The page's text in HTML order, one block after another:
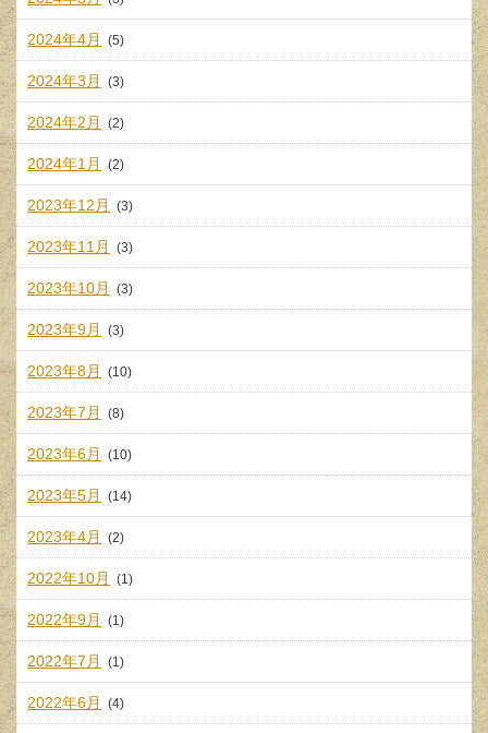
2024年4月 (5)
2024年3月 (3)
2024年2月 (2)
2024年1月 (2)
2023年12月 (3)
2023年11月 (3)
2023年10月 (3)
2023年9月 (3)
2023年8月 (10)
2023年7月 (8)
2023年6月 (10)
2023年5月 (14)
2023年4月 (2)
2022年10月 (1)
2022年9月 (1)
2022年7月 (1)
2022年6月 (4)